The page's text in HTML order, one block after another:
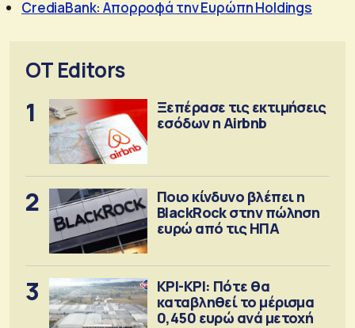
CrediaBank: Απορροφά την Ευρώπη Holdings
OT Editors
1
Ξεπέρασε τις εκτιμήσεις
εσόδων η Airbnb
2
Ποιο κίνδυνο βλέπει η
BlackRock στην πώληση
ευρώ από τις ΗΠΑ
3
ΚΡΙ-ΚΡΙ: Πότε θα
καταβληθεί το μέρισμα
0,450 ευρώ ανά μετοχή